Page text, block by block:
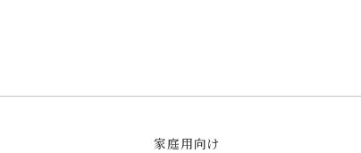
家庭用向け